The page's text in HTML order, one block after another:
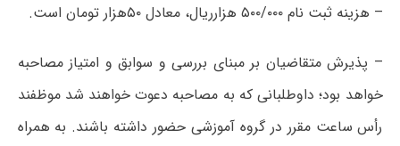
– هزینه ثبت نام ۵۰۰/۰۰۰ هزارریال، معادل ۵۰هزار تومان است.
– پذیرش متقاضیان بر مبنای بررسی و سوابق و امتیاز مصاحبه
خواهد بود؛ داوطلبانی که به مصاحبه دعوت خواهند شد موظفند
رأس ساعت مقرر در گروه آموزشی حضور داشته باشند. به همراه